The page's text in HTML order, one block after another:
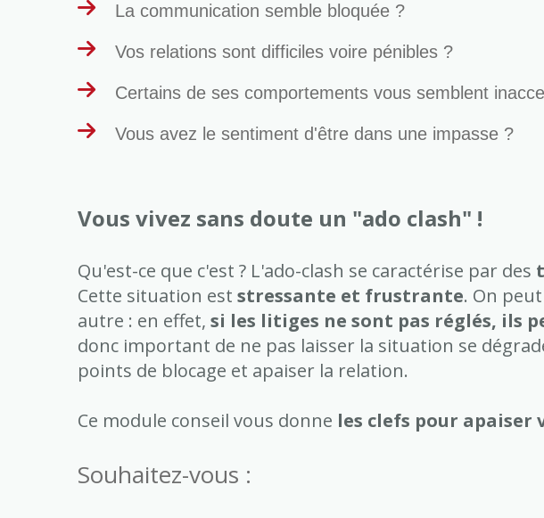
La communication semble bloquée ?
Vos relations sont difficiles voire pénibles ?
Certains de ses comportements vous semblent
Vous avez le sentiment d'être dans une impasse ?
Vous vivez sans doute un "ado clash" !
Qu'est-ce que c'est ? L'ado-clash se caractérise par des
Cette situation est stressante et frustrante. On
autre : en effet, si les litiges ne sont pas réglés, ils
donc important de ne pas laisser la situation se
points de blocage et apaiser la relation.
Ce module conseil vous donne les clefs pour
Souhaitez-vous :